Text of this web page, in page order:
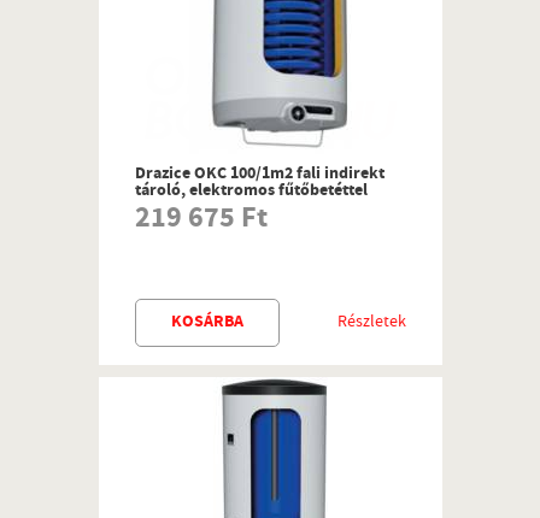
Drazice OKC 100/1m2 fali indirekt
tároló, elektromos fűtőbetéttel
219 675 Ft
Részletek
KOSÁRBA